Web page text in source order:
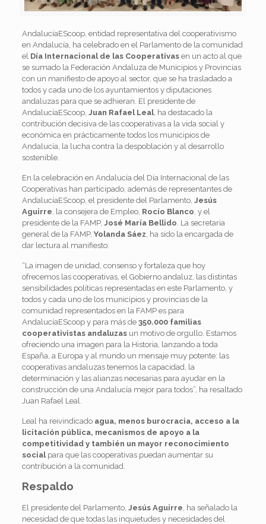
AndalucíaEScoop, entidad representativa del cooperativismo
en Andalucía, ha celebrado en el Parlamento de la comunidad
el Día Internacional de las Cooperativasen un acto al que
se sumado la Federación Andaluza de Municipios y Provincias
con un manifiesto de apoyo al sector, que se ha trasladado a
todos y cada uno de los ayuntamientos y diputaciones
andaluzas para que se adhieran. El presidente de
AndalucíaEScoop, Juan Rafael Leal, ha destacado la
contribución decisiva de las cooperativas a la vida social y
económica en prácticamente todos los municipios de
Andalucía, la lucha contra la despoblación y al desarrollo
sostenible.
En la celebración en Andalucía del Día Internacional de las
Cooperativas han participado, además de representantes de
AndalucíaEScoop, el presidente del Parlamento, Jesús
Aguirre , la consejera de Empleo, Rocío Blanco , y el
presidente de la FAMP, José María Bellido . La secretaria
general de la FAMP, Yolanda Sáez , ha sido la encargada de
dar lectura al manifiesto.
“La imagen de unidad, consenso y fortaleza que hoy
ofrecemos las cooperativas, el Gobierno andaluz, las distintas
sensibilidades políticas representadas en este Parlamento, y
todos y cada uno de los municipios y provincias de la
comunidad representados en la FAMP es para
AndalucíaEScoop y para más de 350.000 familias
cooperativistas andaluzasun motivo de orgullo. Estamos
ofreciendo una imagen para la Historia, lanzando a toda
España, a Europa y al mundo un mensaje muy potente: las
cooperativas andaluzas tenemos la capacidad, la
determinación y las alianzas necesarias para ayudar en la
construcción de una Andalucía mejor para todos”, ha resaltado
Juan Rafael Leal.
Leal ha reivindicadoagua, menos burocracia, acceso a la
licitación pública, mecanismos de apoyo a la
competitividad y también un mayor reconocimiento
socialpara que las cooperativas puedan aumentar su
contribución a la comunidad.
Respaldo
El presidente del Parlamento, Jesús Aguirre , ha señalado la
necesidad de que todas las inquietudes y necesidades del